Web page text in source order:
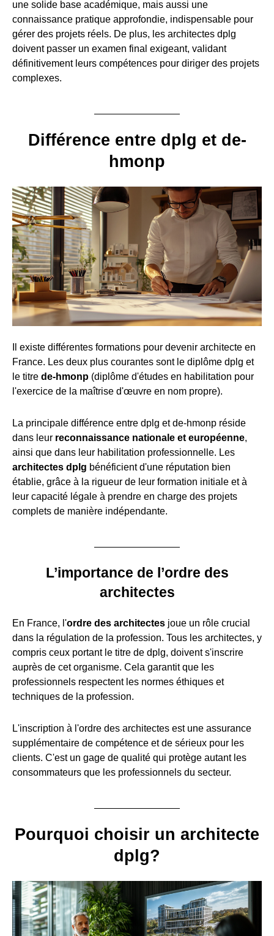
une solide base académique, mais aussi une
connaissance pratique approfondie, indispensable pour
gérer des projets réels. De plus, les architectes dplg
doivent passer un examen final exigeant, validant
définitivement leurs compétences pour diriger des projets
complexes.
Différence entre dplg et de-
hmonp
Il existe différentes formations pour devenir architecte en
France. Les deux plus courantes sont le diplôme dplg et
le titre de-hmonp (diplôme d'études en habilitation pour
l'exercice de la maîtrise d'œuvre en nom propre).
La principale différence entre dplg et de-hmonp réside
dans leur reconnaissance nationale et européenne,
ainsi que dans leur habilitation professionnelle. Les
architectes dplg bénéficient d'une réputation bien
établie, grâce à la rigueur de leur formation initiale et à
leur capacité légale à prendre en charge des projets
complets de manière indépendante.
L’importance de l’ordre des
architectes
En France, l'ordre des architectes joue un rôle crucial
dans la régulation de la profession. Tous les architectes, y
compris ceux portant le titre de dplg, doivent s'inscrire
auprès de cet organisme. Cela garantit que les
professionnels respectent les normes éthiques et
techniques de la profession.
L'inscription à l'ordre des architectes est une assurance
supplémentaire de compétence et de sérieux pour les
clients. C'est un gage de qualité qui protège autant les
consommateurs que les professionnels du secteur.
Pourquoi choisir un architecte
dplg?